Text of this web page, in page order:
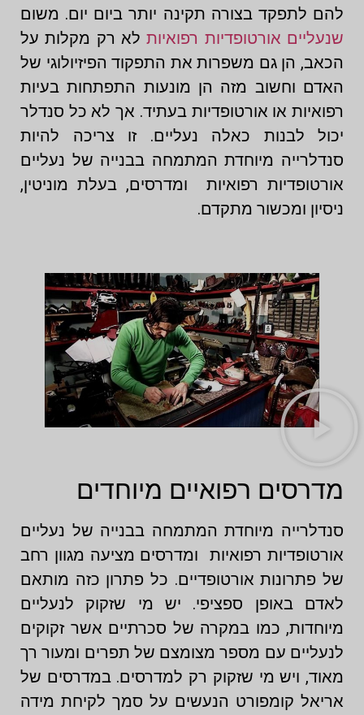
להם לתפקד בצורה תקינה יותר ביום יום. משום
שנעליים אורטופדיות רפואיותלא רק מקלות על
הכאב, הן גם משפרות את התפקוד הפיזיולוגי של
האדם וחשוב מזה הן מונעות התפתחות בעיות
רפואיות או אורטופדיות בעתיד. אך לא כל סנדלר
יכול לבנות כאלה נעליים. זו צריכה להיות
סנדלרייה מיוחדת המתמחה בבנייה של נעליים
אורטופדיות רפואיות ומדרסים, בעלת מוניטין,
ניסיון ומכשור מתקדם.
מדרסים רפואיים מיוחדים
סנדלרייה מיוחדת המתמחה בבנייה של נעליים
אורטופדיות רפואיות ומדרסים מציעה מגוון רחב
של פתרונות אורטופדיים. כל פתרון כזה מותאם
לאדם באופן ספציפי. יש מי שזקוק לנעליים
מיוחדות, כמו במקרה של סכרתיים אשר זקוקים
לנעליים עם מספר מצומצם של תפרים ומעור רך
מאוד, ויש מי שזקוק רק למדרסים. במדרסים של
אריאל קומפורט הנעשים על סמך לקיחת מידה